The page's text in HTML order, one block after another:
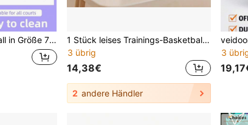
Schüler- und Jugendtraining, langanhaltend, verschleißfest, rutschfest, mit hohem Rücksprung
1 Stück leises Trainings-Basketballball in Orange, hergestellt aus PU-Material, geräuschloses Schaumstoffmaterial stört andere nicht, Trainingsball für Zuhause, leises Dribbling stört nicht, Heimfitness Stressabbau leiser Basketball, rutschfest und abriebfest strukturiert, leicht und einfach zu kontrollieren, hochdichtes, langanhaltend Material, geeignet für Outdoor-Zement, weiches Abprallgefühl verletzt die Hände nicht, hohe Elastizität mit Stoßabsorption und Geräuschreduzierung
3 übrig
14,38€
2 andere Händler
3